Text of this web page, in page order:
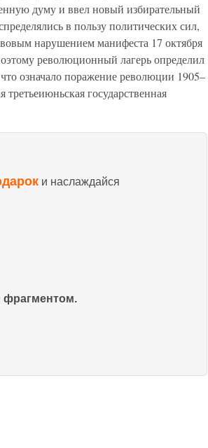
думу и ввел новый избирательный
в пользу политических сил,
нарушением манифеста 17 октября
революционный лагерь определил
означало поражение революции 1905–
третьеиюньская государственная
и наслаждайся
фрагментом.